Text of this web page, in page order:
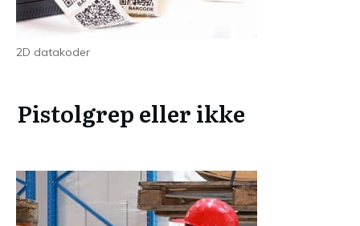
2D datakoder
Pistolgrep eller ikke